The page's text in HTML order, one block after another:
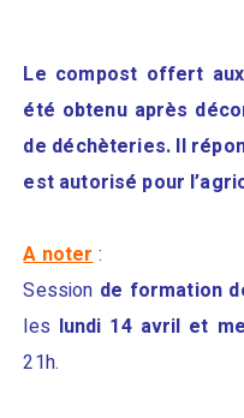
Le compost offert
été obtenu après
de déchèteries. Il
est autorisé pour
A noter :
Session de formation
les lundi 14 avril et
21h.